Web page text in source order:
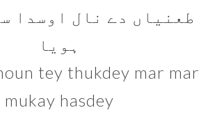
طعنیاں دے نال اوسدا
ہویا
tey thukdey mar mar
mukay hasdey